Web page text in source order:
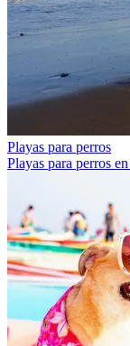
Playas para perros
Playas para perros